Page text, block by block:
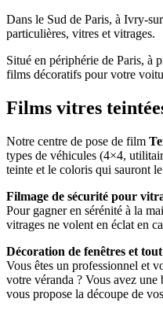
Dans le Sud de Paris, à Ivry-
particulières, vitres et vitrages.
Situé en périphérie de Paris,
films décoratifs pour votre
Films vitres
Notre centre de pose de film
types de véhicules (4×4,
teinte et le coloris qui sauront
Filmage de sécurité pour
Pour gagner en sérénité à la
vitrages ne volent en éclat en
Décoration de fenêtres et
Vous êtes un professionnel et
votre véranda ? Vous avez
vous propose la découpe de